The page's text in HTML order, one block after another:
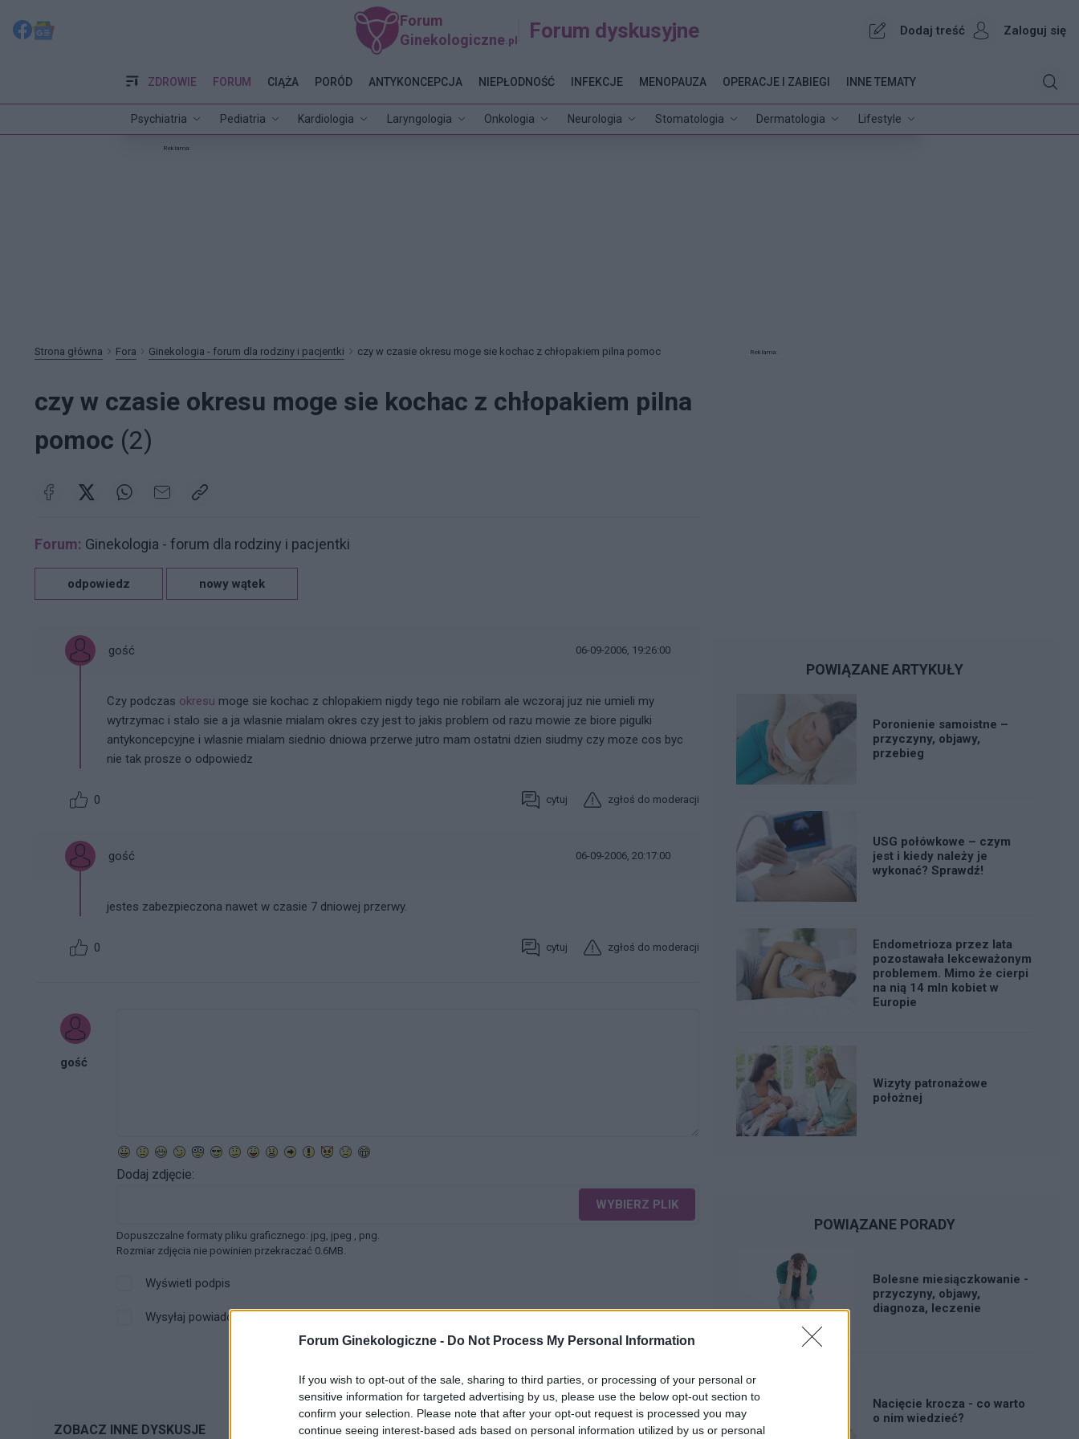
Forum Ginekologiczne - Do Not Process My Personal Information
If you wish to opt-out of the sale, sharing to third parties, or processing of your personal or
sensitive information for targeted advertising by us, please use the below opt-out section to
confirm your selection. Please note that after your opt-out request is processed you may
continue seeing interest-based ads based on personal information utilized by us or personal
Forum
Ginekologiczne .pl Forum dyskusyjne Dodaj treść Zaloguj się
ZDROWIE
Psychiatria Pediatria Kardiologia Laryngologia Onkologia Neurologia Stomatologia Dermatologia Lifestyle
FORUM CIĄŻA PORÓD ANTYKONCEPCJA NIEPŁODNOŚĆ INFEKCJE MENOPAUZA OPERACJE I ZABIEGI INNE TEMATY
Reklama:
Strona główna Fora Ginekologia - forum dla rodziny i pacjentki czy w czasie okresu moge sie kochac z chłopakiem pilna pomoc
czy w czasie okresu moge sie kochac z chłopakiem pilna
pomoc (2)
Forum: Ginekologia - forum dla rodziny i pacjentki
odpowiedz nowy wątek
gość 06-09-2006, 19:26:00
Czy podczas okresu moge sie kochac z chlopakiem nigdy tego nie robilam ale wczoraj juz nie umieli my
wytrzymac i stalo sie a ja wlasnie mialam okres czy jest to jakis problem od razu mowie ze biore pigulki
antykoncepcyjne i wlasnie mialam siednio dniowa przerwe jutro mam ostatni dzien siudmy czy moze cos byc
nie tak prosze o odpowiedz
0 cytuj zgłoś do moderacji
gość 06-09-2006, 20:17:00
jestes zabezpieczona nawet w czasie 7 dniowej przerwy.
0 cytuj zgłoś do moderacji
gość
Dodaj zdjęcie:
WYBIERZ PLIK
Dopuszczalne formaty pliku graficznego: jpg, jpeg , png.
Rozmiar zdjęcia nie powinien przekraczać 0.6MB.
Wyświetl podpis
Wysyłaj powiadomienia o odpowiedzi
ZOBACZ INNE DYSKUSJE
Reklama:
POWIĄZANE ARTYKUŁY
Poronienie samoistne –
przyczyny, objawy,
przebieg
USG połówkowe – czym
jest i kiedy należy je
wykonać? Sprawdź!
Endometrioza przez lata
pozostawała lekceważonym
problemem. Mimo że cierpi
na nią 14 mln kobiet w
Europie
Wizyty patronażowe
położnej
POWIĄZANE PORADY
Bolesne miesiączkowanie -
przyczyny, objawy,
diagnoza, leczenie
Nacięcie krocza - co warto
o nim wiedzieć?